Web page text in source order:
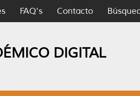
FAQ's Contacto
DIGITAL